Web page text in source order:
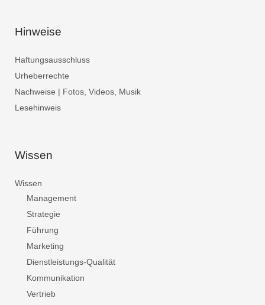
Hinweise
Haftungsausschluss
Urheberrechte
Nachweise | Fotos, Videos, Musik
Lesehinweis
Wissen
Wissen
Management
Strategie
Führung
Marketing
Dienstleistungs-Qualität
Kommunikation
Vertrieb